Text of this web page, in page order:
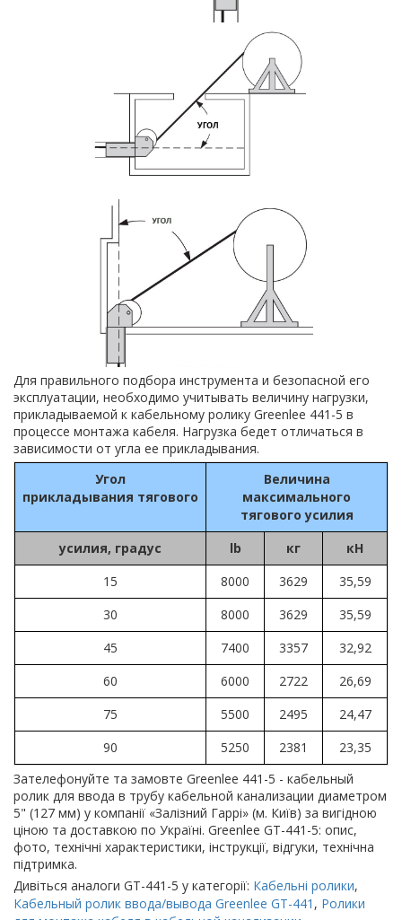
Для правильного подбора инструмента и безопасной его
эксплуатации, необходимо учитывать величину нагрузки,
прикладываемой к кабельному ролику Greenlee 441-5 в
процессе монтажа кабеля. Нагрузка бедет отличаться в
зависимости от угла ее прикладывания.
Угол
прикладывания тягового
Величина
максимального
тягового усилия
усилия, градус
lb кг
кН
15
8000 3629
35,59
30
8000 3629
35,59
45
7400 3357
32,92
60
6000 2722
26,69
75
5500 2495
24,47
90
5250 2381
23,35
Зателефонуйте та замовте Greenlee 441-5 - кабельный
ролик для ввода в трубу кабельной канализации диаметром
5" (127 мм) у компанії «Залізний Гаррі» (м. Київ) за вигідною
ціною та доставкою по Україні. Greenlee GT-441-5: опис,
фото, технічні характеристики, інструкції, відгуки, технічна
підтримка.
Дивіться аналоги GT-441-5 у категорії: Кабельні ролики,
Кабельный ролик ввода/вывода Greenlee GT-441 , Ролики